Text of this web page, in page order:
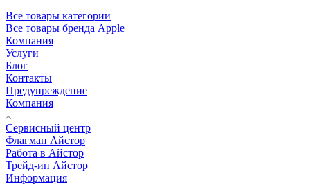
Все товары категории
Все товары бренда Apple
Компания
Услуги
Блог
Контакты
Предупреждение
Компания
Сервисный центр
Флагман Айстор
Работа в Айстор
Трейд-ин Айстор
Информация